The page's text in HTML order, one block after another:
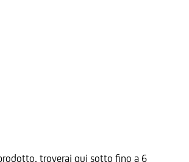
troverai qui sotto fino a 6